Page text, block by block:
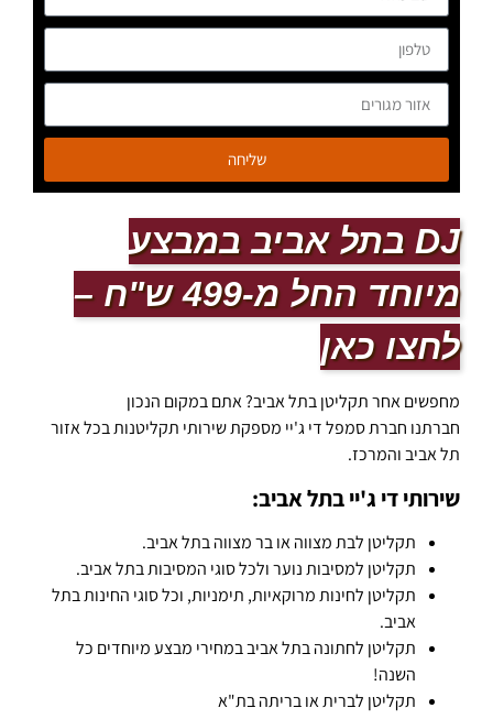
שליחה
DJ בתל אביב במבצע
מיוחד החל מ-499 ש"ח –
לחצו כאן
מחפשים אחר תקליטן בתל אביב? אתם במקום הנכון
חברתנו חברת סמפל די ג'יי מספקת שירותי תקליטנות בכל אזור
תל אביב והמרכז.
שירותי די ג'יי בתל אביב:
תקליטן לבת מצווה או בר מצווה בתל אביב.
תקליטן למסיבות נוער ולכל סוגי המסיבות בתל אביב.
תקליטן לחינות מרוקאיות, תימניות, וכל סוגי החינות בתל
אביב.
תקליטן לחתונה בתל אביב במחירי מבצע מיוחדים כל
השנה!
תקליטן לברית או בריתה בת"א